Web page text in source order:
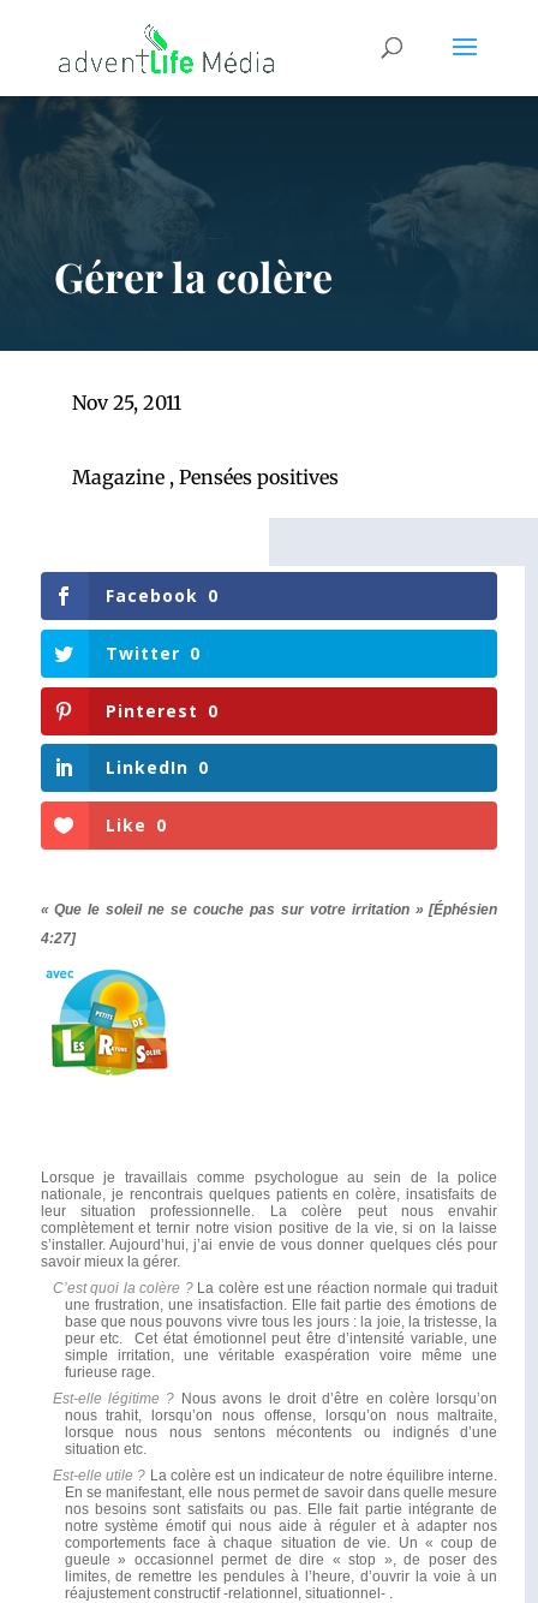
Gérer la colère
Nov 25, 2011
Magazine, Pensées positives
Facebook 0
Twitter 0
Pinterest 0
LinkedIn 0
Like 0
« Que le soleil ne se couche pas sur votre irritation » [Éphésien
4:27]
Lorsque je travaillais comme psychologue au sein de la police
nationale, je rencontrais quelques patients en colère, insatisfaits de
leur situation professionnelle. La colère peut nous envahir
complètement et ternir notre vision positive de la vie, si on la laisse
s’installer. Aujourd’hui, j’ai envie de vous donner quelques clés pour
savoir mieux la gérer.
C’est quoi la colère ?La colère est une réaction normale qui traduit
une frustration, une insatisfaction. Elle fait partie des émotions de
base que nous pouvons vivre tous les jours : la joie, la tristesse, la
peur etc. Cet état émotionnel peut être d’intensité variable, une
simple irritation, une véritable exaspération voire même une
furieuse rage.
Est-elle légitime ? Nous avons le droit d’être en colère lorsqu’on
nous trahit, lorsqu’on nous offense, lorsqu’on nous maltraite,
lorsque nous nous sentons mécontents ou indignés d’une
situation etc.
Est-elle utile ? La colère est un indicateur de notre équilibre interne.
En se manifestant, elle nous permet de savoir dans quelle mesure
nos besoins sont satisfaits ou pas. Elle fait partie intégrante de
notre système émotif qui nous aide à réguler et à adapter nos
comportements face à chaque situation de vie. Un « coup de
gueule » occasionnel permet de dire « stop », de poser des
limites, de remettre les pendules à l’heure, d’ouvrir la voie à un
réajustement constructif -relationnel, situationnel- .